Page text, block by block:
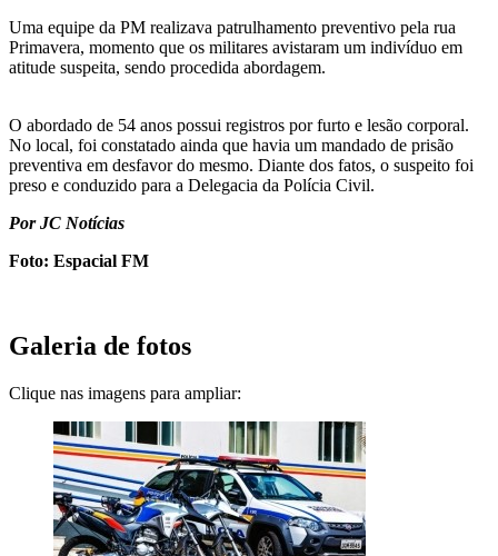
Uma equipe da PM realizava patrulhamento preventivo pela rua
Primavera, momento que os militares avistaram um indivíduo em
atitude suspeita, sendo procedida abordagem.
O abordado de 54 anos possui registros por furto e lesão corporal.
No local, foi constatado ainda que havia um mandado de prisão
preventiva em desfavor do mesmo. Diante dos fatos, o suspeito foi
preso e conduzido para a Delegacia da Polícia Civil.
Por JC Notícias
Foto: Espacial FM
Galeria de fotos
Clique nas imagens para ampliar: